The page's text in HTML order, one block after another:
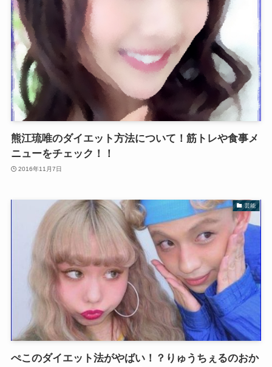
熊江琉唯のダイエット方法について！筋トレや食事メ
ニューをチェック！！
2016年11月7日
芸能
ぺこのダイエット法がやばい！？りゅうちぇるのおか